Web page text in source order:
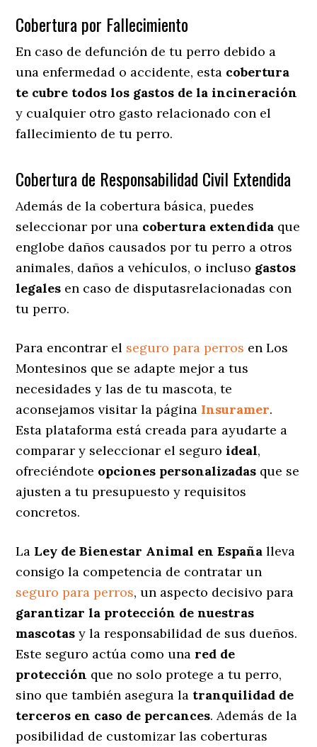
Cobertura por Fallecimiento
En caso de defunción de tu perro debido a
una enfermedad o accidente, esta cobertura
te cubre todos los gastos de la incineración
y cualquier otro gasto relacionado con el
fallecimiento de tu perro.
Cobertura de Responsabilidad Civil Extendida
Además de la cobertura básica, puedes
seleccionar por una cobertura extendida que
englobe daños causados por tu perro a otros
animales, daños a vehículos, o incluso gastos
legales en caso de disputasrelacionadas con
tu perro.
Para encontrar el seguro para perros en Los
Montesinos que se adapte mejor a tus
necesidades y las de tu mascota, te
aconsejamos visitar la página Insuramer.
Esta plataforma está creada para ayudarte a
comparar y seleccionar el seguroideal,
ofreciéndote opciones personalizadas que se
ajusten a tu presupuesto y requisitos
concretos.
La Ley de Bienestar Animal en España lleva
consigo la competencia de contratar un
seguro para perros, un aspecto decisivo para
garantizar la protección de nuestras
mascotas y la responsabilidad de sus dueños.
Este seguro actúa como una red de
protección que no solo protege a tu perro,
sino que también asegura la tranquilidad de
terceros en caso de percances. Además de la
posibilidad de customizar las coberturas